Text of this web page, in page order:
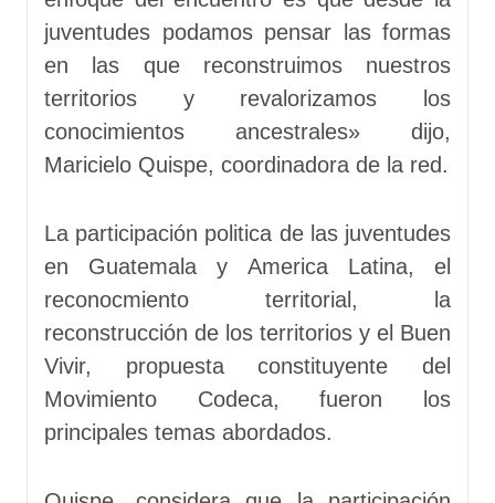
juventudes podamos pensar las formas
en las que reconstruimos nuestros
territorios y revalorizamos los
conocimientos ancestrales» dijo,
Maricielo Quispe, coordinadora de la red.
La participación politica de las juventudes
en Guatemala y America Latina, el
reconocmiento territorial, la
reconstrucción de los territorios y el Buen
Vivir, propuesta constituyente del
Movimiento Codeca, fueron los
principales temas abordados.